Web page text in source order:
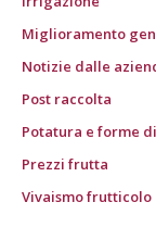
Miglioramento
Notizie dalle
Post raccolta
Potatura e forme
Prezzi frutta
Vivaismo frutticolo